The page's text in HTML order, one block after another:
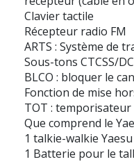
Clavier tactile
Récepteur radio FM
ARTS : Système de
Sous-tons CTCSS/
BLCO : bloquer le
Fonction de mise
TOT :
Que comprend le
1 talkie-walkie Yaesu
1 Batterie pour le